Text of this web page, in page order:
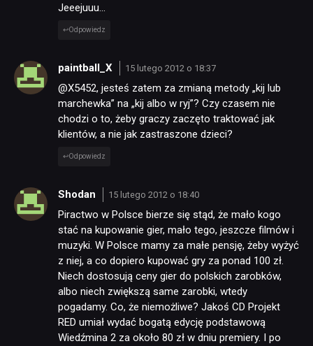
Jeeejuuu…
Odpowiedz
paintball_X 15 lutego 2012 o 18:37
@X5452, jesteś zatem za zmianą metody „kij lub
marchewka” na „kij albo w ryj”? Czy czasem nie
chodzi o to, żeby graczy zaczęto traktować jak
klientów, a nie jak zastraszone dzieci?
Odpowiedz
Shodan 15 lutego 2012 o 18:40
Piractwo w Polsce bierze się stąd, że mało kogo
stać na kupowanie gier, mało tego, jeszcze filmów i
muzyki. W Polsce mamy za małe pensję, żeby wyżyć
z niej, a co dopiero kupować gry za ponad 100 zł.
Niech dostosują ceny gier do polskich zarobków,
albo niech zwiększą same zarobki, wtedy
pogadamy. Co, że niemożliwe? Jakoś CD Projekt
RED umiał wydać bogatą edycję podstawową
Wiedźmina 2 za około 80 zł w dniu premiery. I po